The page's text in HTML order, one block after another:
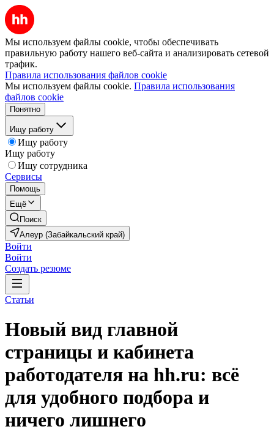
Мы используем файлы cookie, чтобы обеспечивать
правильную работу нашего веб-сайта и анализировать сетевой
трафик.
Правила использования файлов cookie
Мы используем файлы cookie. Правила использования
файлов cookie
Понятно
Ищу работу
Ищу работу
Ищу работу
Ищу сотрудника
Сервисы
Помощь
Ещё
Поиск
Алеур (Забайкальский край)
Войти
Войти
Создать резюме
Статьи
Новый вид главной
страницы и кабинета
работодателя на hh.ru: всё
для удобного подбора и
ничего лишнего